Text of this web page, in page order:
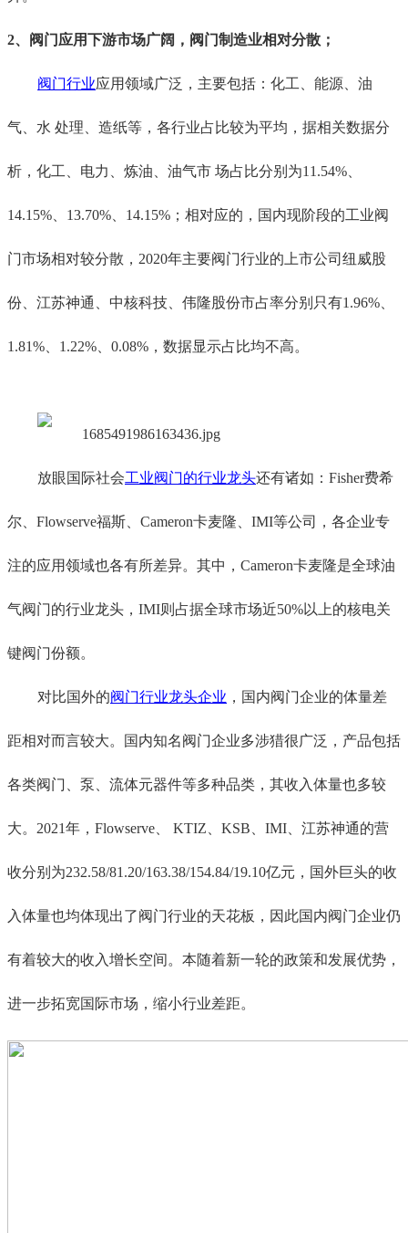
2、 阀门应用下游市场广阔，阀门制造业相对分散 ；
阀门行业应用领域广泛，主要包括 ： 化工、能源、油
气、水 处理、造纸等，各行业占比较为平均 ， 据相关数据分
析 ，化工、电力、炼油、油气市 场占比分别为11.54%、
14.15%、13.70%、14.15%；相对应的， 国内现阶段的工业阀
门市场相对较分散，2020年主要阀门行业的 上市公司纽威股
份、江苏神通、中核科技、伟隆股份市占率分别只有1.96%、
1.81%、1.22%、0.08% ，数据显示占比均不高。
放眼国际社会工业阀门的行业龙头还有诸如： Fisher费希
尔、Flowserve福斯、Cameron卡麦隆、IMI等公司 ，各企业专
注的应用领域也各有所差异。其中，Cameron卡麦隆是全球油
气阀门的行业龙头，IMI则占据全球市场近50%以上的核电关
键阀门份额。
对比国外的阀门行业龙头企业 ， 国内阀门企业的体量差
距相对而言较大。国内知名阀门企业多涉猎很广泛，产品包括
各类阀门、泵、流体元器件等多种品类 ，其收入体量也多较
大。2021年，Flowserve、 KTIZ、KSB、IMI、江苏神通的营
收分别为232.58/81.20/163.38/154.84/19.10亿元，国外巨头的收
入体量也均体现出了阀门行业的天花板，因此国内阀门企业仍
有着较大的收入增长空间。 本随着新一轮的政策和发展优势，
进一步拓宽国际市场，缩小行业差距。